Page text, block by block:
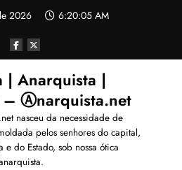
2026 6:20:08 AM
| Anarquista |
– Ⓐnarquista.net
nasceu da necessidade de
pelos senhores do capital,
do Estado, sob nossa ótica